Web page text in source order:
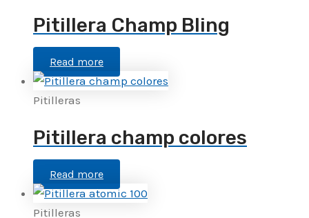
Pitillera Champ Bling
Read more
Pitilleras
Pitillera champ colores
Read more
Pitilleras